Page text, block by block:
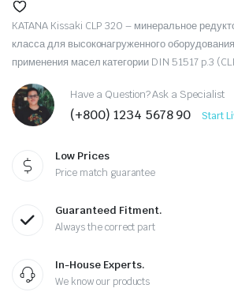
KATANA Kissaki CLP 320 – минеральное
класса для высоконагруженного
применения масел категории DIN 51517 p.3
Have a Question? Ask a Specialist
(+800) 1234 5678 90 Start
Low Prices
Price match guarantee
Guaranteed Fitment.
Always the correct part
In-House Experts.
We know our products